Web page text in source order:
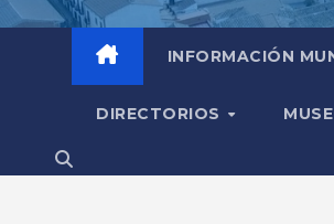
INFORMACIÓN
DIRECTORIOS